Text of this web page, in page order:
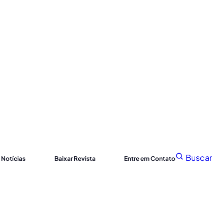
Notícias Baixar Revista Entre em Contato Buscar